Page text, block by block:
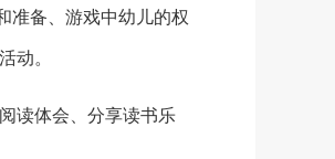
准备、游戏中幼儿的权
动。
读体会、分享读书乐